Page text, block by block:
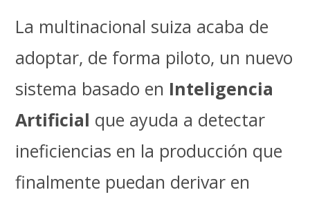
La multinacional suiza acaba de
adoptar, de forma piloto, un nuevo
sistema basado en Inteligencia
Artificial que ayuda a detectar
ineficiencias en la producción que
finalmente puedan derivar en